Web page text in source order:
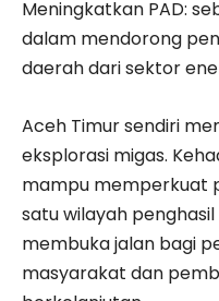
Meningkatkan PAD:
dalam mendorong
daerah dari sektor
Aceh Timur sendiri
eksplorasi migas.
mampu memperkuat
satu wilayah penghasil
membuka jalan bagi
masyarakat dan